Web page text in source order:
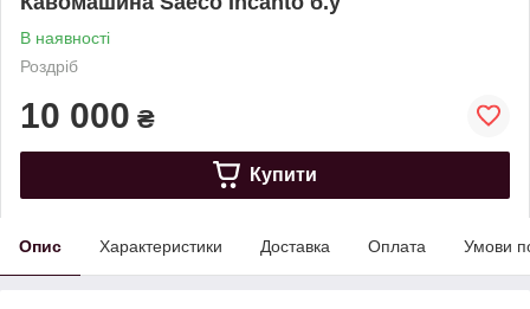
В наявності
Роздріб
10 000 ₴
Купити
Опис Характеристики Доставка Оплата Умови